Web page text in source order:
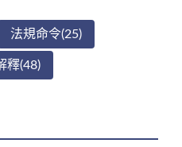
法規命令(25)
釋(48)